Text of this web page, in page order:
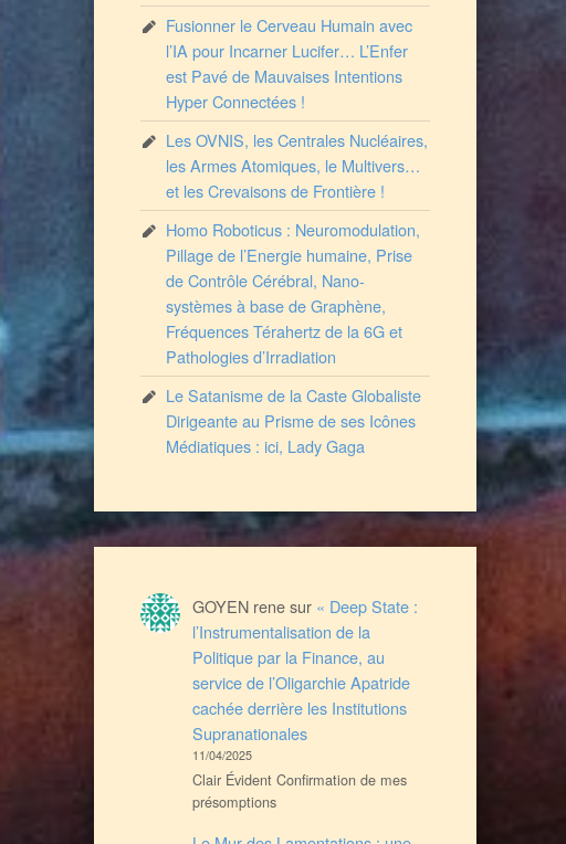
Fusionner le Cerveau Humain avec
l’IA pour Incarner Lucifer… L’Enfer
est Pavé de Mauvaises Intentions
Hyper Connectées !
Les OVNIS, les Centrales Nucléaires,
les Armes Atomiques, le Multivers…
et les Crevaisons de Frontière !
Homo Roboticus : Neuromodulation,
Pillage de l’Energie humaine, Prise
de Contrôle Cérébral, Nano-
systèmes à base de Graphène,
Fréquences Térahertz de la 6G et
Pathologies d’Irradiation
Le Satanisme de la Caste Globaliste
Dirigeante au Prisme de ses Icônes
Médiatiques : ici, Lady Gaga
GOYEN renesur « Deep State :
l’Instrumentalisation de la
Politique par la Finance, au
service de l’Oligarchie Apatride
cachée derrière les Institutions
Supranationales
11/04/2025
Clair Évident Confirmation de mes
présomptions